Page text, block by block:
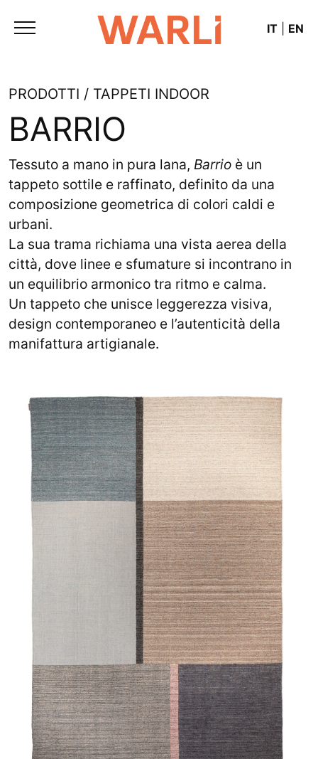
IT EN
PRODOTTI / TAPPETI INDOOR
BARRIO
Tessuto a mano in pura lana, Barrio è un
tappeto sottile e raffinato, definito da una
composizione geometrica di colori caldi e
urbani.
La sua trama richiama una vista aerea della
città, dove linee e sfumature si incontrano in
un equilibrio armonico tra ritmo e calma.
Un tappeto che unisce leggerezza visiva,
design contemporaneo e l’autenticità della
manifattura artigianale.